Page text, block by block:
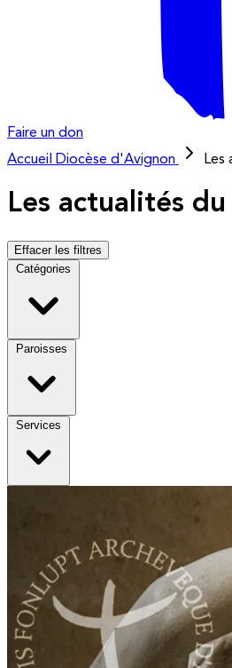
Faire un don
Accueil
Diocèse d'Avignon Les
Les actualités
Effacer les filtres
Catégories
Paroisses
Services